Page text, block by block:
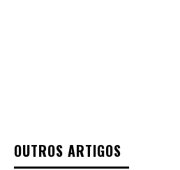
OUTROS ARTIGOS